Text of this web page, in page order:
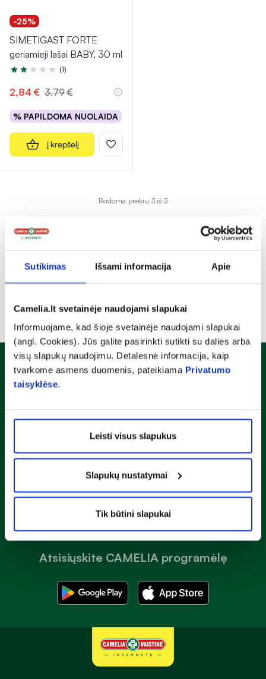
Sutikimas Išsami informacija Apie
Camelia.lt svetainėje naudojami slapukai
Informuojame, kad šioje svetainėje naudojami slapukai
(angl. Cookies). Jūs galite pasirinkti sutikti su dalies arba
visų slapukų naudojimu. Detalesnė informacija, kaip
tvarkome asmens duomenis, pateikiama Privatumo
taisyklėse.
Leisti visus slapukus
Slapukų nustatymai
Tik būtini slapukai
-25%
SIMETIGAST FORTE
geriamieji lašai BABY, 30 ml
Įvertinimas 2.0 iš 5
(1)
2,84 € 3,79 €
% PAPILDOMA NUOLAIDA
Į krepšelį
Rodoma prekių 3 iš 3
Atsisiųskite CAMELIA programėlę
Naujienlaiškis
Sužinok apie nuolaidas ir specialius pasiūlymus!
Susipažinau ir sutinku suprivatumo taisyklėmis